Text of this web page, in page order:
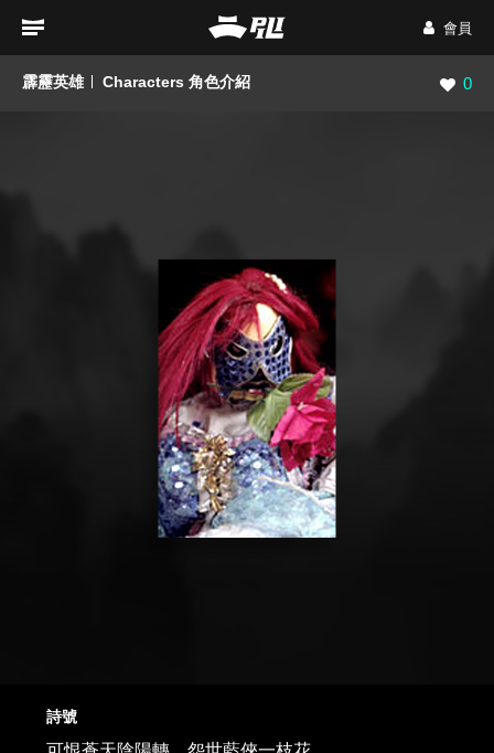
會員
霹靂英雄 Characters 角色介紹 瀏覽
0
詩號